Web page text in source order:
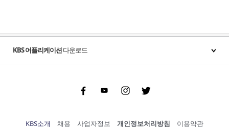
KBS 어플리케이션다운로드
FacebookYoutubeInstgram Twitter
KBS소개 채용 사업자정보 개인정보처리방침 이용약관